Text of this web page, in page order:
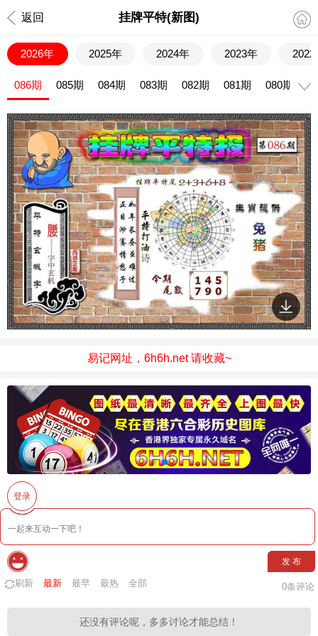
返回 挂牌平特(新图)
2026年 2025年 2024年 2023年 2022
086期 085期 084期 083期 082期 081期 080期
易记网址，6h6h.net 请收藏~
登录
发 布
刷新 最新 最早 最热 全部 0条评论
还没有评论呢，多多讨论才能总结！